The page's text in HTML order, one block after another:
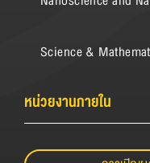
Science &
หน่วยงานภายใน